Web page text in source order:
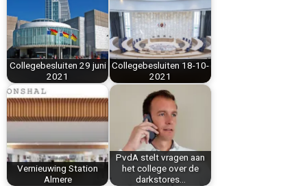
o
k
r
e
s
t
d
I
n
A
p
p
Collegebesluiten 29 juni
2021
Collegebesluiten 18-10-
2021
Vernieuwing Station
Almere
PvdA stelt vragen aan
het college over de
darkstores…